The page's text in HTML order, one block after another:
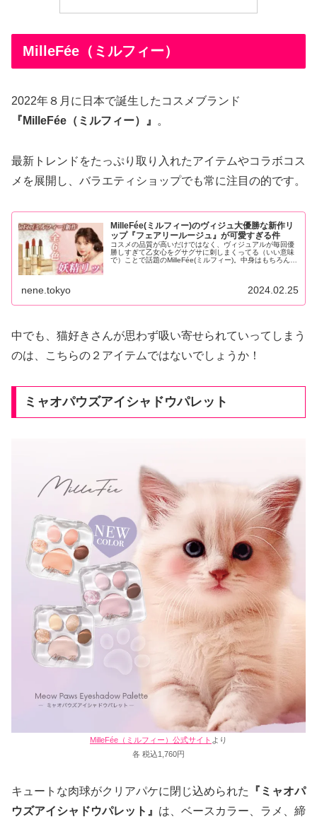
MilleFée（ミルフィー）
2022年８月に日本で誕生したコスメブランド
『MilleFée（ミルフィー）』
。
最新トレンドをたっぷり取り入れたアイテムやコラボコス
メを展開し、バラエティショップでも常に注目の的です。
MilleFée(ミルフィー)のヴィジュ大優勝な新作リ
ップ『フェアリールージュ』が可愛すぎる件
コスメの品質が高いだけではなく、ヴィジュアルが毎回優
勝しすぎて乙女心をグサグサに刺しまくってる（いい意味
で）ことで話題のMilleFée(ミルフィー)。中身はもちろん、
nene.tokyo 2024.02.25
中でも、猫好きさんが思わず吸い寄せられていってしまう
のは、こちらの２アイテムではないでしょうか！
ミャオパウズアイシャドウパレット
MilleFée（ミルフィー）公式サイト より
各 税込1,760円
キュートな肉球がクリアパケに閉じ込められた
『ミャオパ
ウズアイシャドウパレット』 は、ベースカラー、ラメ、締